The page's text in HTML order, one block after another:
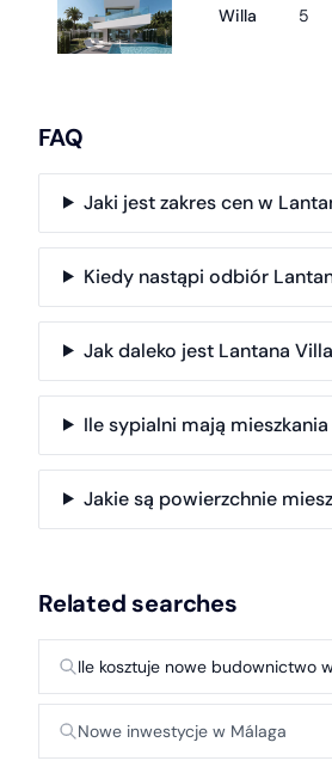
Willa 5
FAQ
Jaki jest zakres cen w
Kiedy nastąpi odbiór
Jak daleko jest Lantana
Ile sypialni mają
Jakie są powierzchnie
Related searches
Ile kosztuje nowe budownictwo
Nowe inwestycje w Málaga